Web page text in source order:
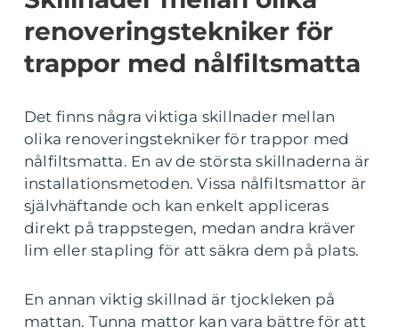
renoveringstekniker för
trappor med nålfiltsmatta
Det finns några viktiga skillnader mellan
olika renoveringstekniker för trappor med
nålfiltsmatta. En av de största skillnaderna är
installationsmetoden. Vissa nålfiltsmattor är
självhäftande och kan enkelt appliceras
direkt på trappstegen, medan andra kräver
lim eller stapling för att säkra dem på plats.
En annan viktig skillnad är tjockleken på
mattan. Tunna mattor kan vara bättre för att